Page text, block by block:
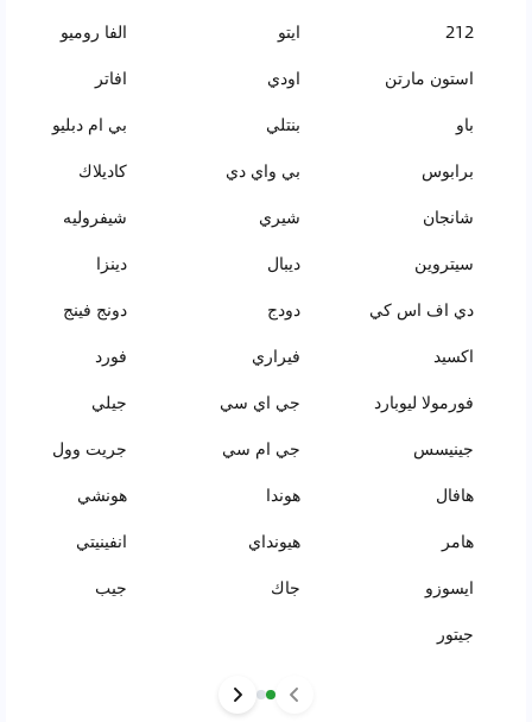
212 ايتو
الفا روميو
استون مارتن
اودي
افاتر
باو
بنتلي
بي ام دبليو
برابوس
بي واي دي
كاديلاك
شانجان
شيري
شيفروليه
سيتروين
ديبال
دينزا
دي اف اس كي
دودج
دونج فينج
اكسيد
فيراري
فورد
فورمولا ليوبارد
جي اي سي
جيلي
جينيسس
جي ام سي
جريت وول
هافال
هوندا
هونشي
هامر
هيونداي
انفينيتي
ايسوزو
جاك
جيب
جيتور